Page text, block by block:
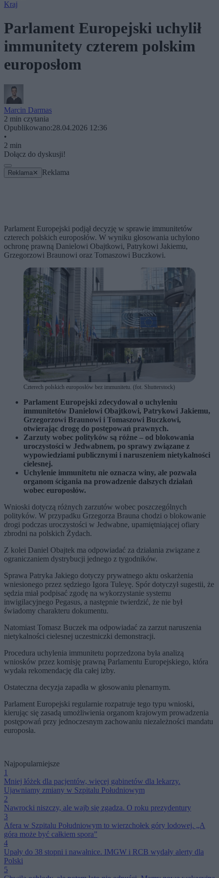
Kraj
Parlament Europejski uchylił
immunitety czterem polskim
europosłom
Marcin Darmas
2 min czytania
Opublikowano:28.04.2026 12:36
•
2 min
Dołącz do dyskusji!
Reklama ✕ Reklama
Parlament Europejski podjął decyzję w sprawie immunitetów
czterech polskich europosłów. W wyniku głosowania uchylono
ochronę prawną Danielowi Obajtkowi, Patrykowi Jakiemu,
Grzegorzowi Braunowi oraz Tomaszowi Buczkowi.
Czterech polskich europosłów bez immunitetu. (fot. Shutterstock)
Parlament Europejski zdecydował o uchyleniu
immunitetów Danielowi Obajtkowi, Patrykowi Jakiemu,
Grzegorzowi Braunowi i Tomaszowi Buczkowi,
otwierając drogę do postępowań prawnych.
Zarzuty wobec polityków są różne – od blokowania
uroczystości w Jedwabnem, po sprawy związane z
wypowiedziami publicznymi i naruszeniem nietykalności
cielesnej.
Uchylenie immunitetu nie oznacza winy, ale pozwala
organom ścigania na prowadzenie dalszych działań
wobec europosłów.
Wnioski dotyczą różnych zarzutów wobec poszczególnych
polityków. W przypadku Grzegorza Brauna chodzi o blokowanie
drogi podczas uroczystości w Jedwabne, upamiętniającej ofiary
zbrodni na polskich Żydach.
Z kolei Daniel Obajtek ma odpowiadać za działania związane z
ograniczaniem dystrybucji jednego z tygodników.
Sprawa Patryka Jakiego dotyczy prywatnego aktu oskarżenia
wniesionego przez sędziego Igora Tuleyę. Spór dotyczył sugestii, że
sędzia miał podpisać zgodę na wykorzystanie systemu
inwigilacyjnego Pegasus, a następnie twierdzić, że nie był
świadomy charakteru dokumentu.
Natomiast Tomasz Buczek ma odpowiadać za zarzut naruszenia
nietykalności cielesnej uczestniczki demonstracji.
Procedura uchylenia immunitetu poprzedzona była analizą
wniosków przez komisję prawną Parlamentu Europejskiego, która
wydała rekomendację dla całej izby.
Ostateczna decyzja zapadła w głosowaniu plenarnym.
Parlament Europejski regularnie rozpatruje tego typu wnioski,
kierując się zasadą umożliwienia organom krajowym prowadzenia
postępowań przy jednoczesnym zachowaniu niezależności mandatu
europosła.
Najpopularniejsze
1
Mniej łóżek dla pacjentów, więcej gabinetów dla lekarzy.
Ujawniamy zmiany w Szpitalu Południowym
2
Nawrocki niszczy, ale wajb się zgadza. O roku prezydentury
3
Afera w Szpitalu Południowym to wierzchołek góry lodowej. „A
góra może być całkiem spora”
4
Upały do 38 stopni i nawałnice. IMGW i RCB wydały alerty dla
Polski
5